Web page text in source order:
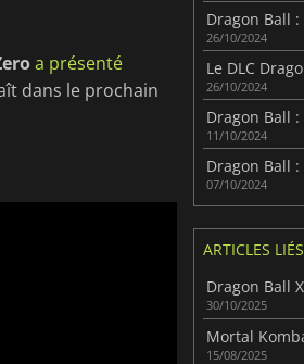
a présenté
dans le prochain
26/10/2024
26/10/2024
11/10/2024
07/10/2024
ARTICLES LIÉS
30/10/2025
15/08/2025